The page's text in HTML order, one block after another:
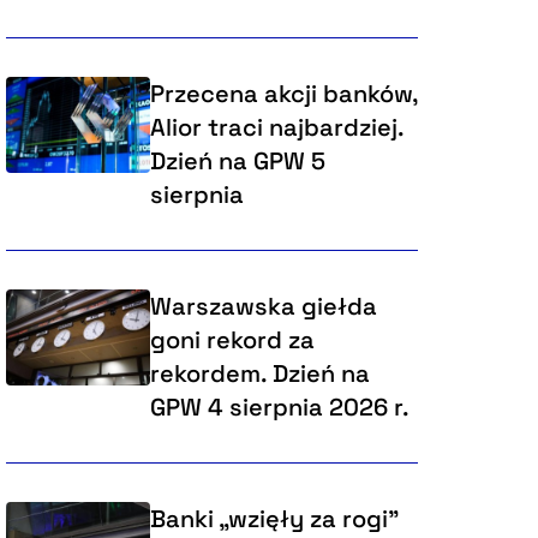
Przecena akcji banków,
Alior traci najbardziej.
Dzień na GPW 5
sierpnia
Warszawska giełda
goni rekord za
rekordem. Dzień na
GPW 4 sierpnia 2026 r.
Banki „wzięły za rogi"